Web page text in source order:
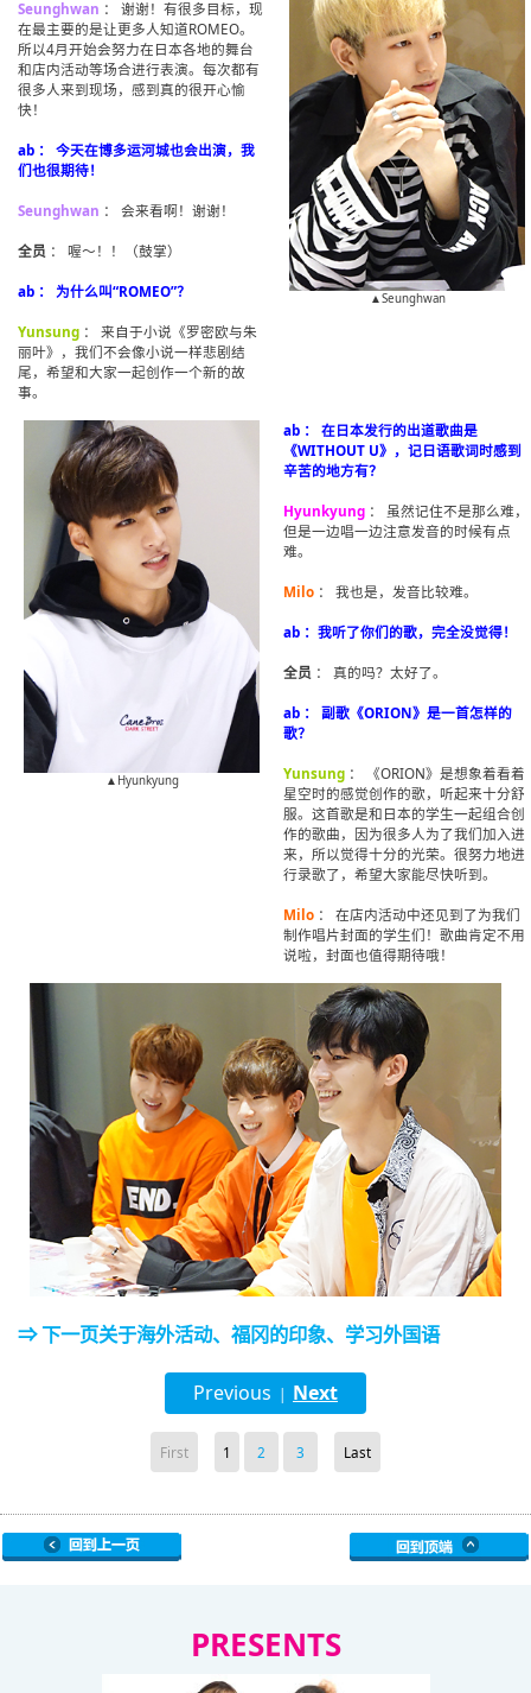
Seunghwan ： 谢谢！有很多目标，现
在最主要的是让更多人知道ROMEO。
所以4月开始会努力在日本各地的舞台
和店内活动等场合进行表演。每次都有
很多人来到现场，感到真的很开心愉
快！
ab ： 今天在博多运河城也会出演，我
们也很期待！
Seunghwan ： 会来看啊！谢谢！
全员 ： 喔～！！（鼓掌）
ab ： 为什么叫“ROMEO”？
Yunsung ： 来自于小说《罗密欧与朱
丽叶》，我们不会像小说一样悲剧结
尾，希望和大家一起创作一个新的故
事。
▲Seunghwan
▲Hyunkyung
ab ： 在日本发行的出道歌曲是
《WITHOUT U》，记日语歌词时感到
辛苦的地方有？
Hyunkyung ： 虽然记住不是那么难，
但是一边唱一边注意发音的时候有点
难。
Milo ： 我也是，发音比较难。
ab ：我听了你们的歌，完全没觉得！
全员 ： 真的吗？太好了。
ab ： 副歌《ORION》是一首怎样的
歌？
Yunsung ： 《ORION》是想象着看着
星空时的感觉创作的歌，听起来十分舒
服。这首歌是和日本的学生一起组合创
作的歌曲，因为很多人为了我们加入进
来，所以觉得十分的光荣。很努力地进
行录歌了，希望大家能尽快听到。
Milo ： 在店内活动中还见到了为我们
制作唱片封面的学生们！歌曲肯定不用
说啦，封面也值得期待哦！
⇒ 下一页关于海外活动、福冈的印象、学习外国语
Previous | Next
First 1 2 3 Last
PRESENTS